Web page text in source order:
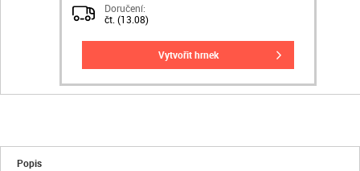
Doručení:
čt. (13.08)
vytvořit hrnek
Popis